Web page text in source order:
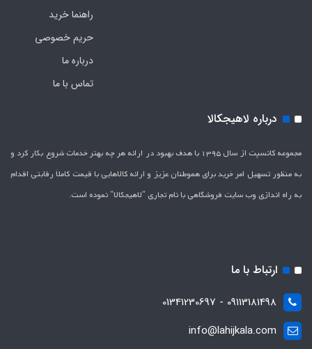
راهنما خرید
حریم خصوصی
درباره ما
تماس با ما
درباره لاهیجکالا
مجموعه کانسپت از سال 1395 با هدف بهبود در ارائه هر چه بهتر خدمات شروع بکار کرد و
به منظور تسهیل امر خرید برای هموطنان عزیز و ارائه کالاهایی با قیمت کاملاَ رقابتی اقدام
به راه اندازی وب سایت فروشگاهی با نام تجاری "لاهیج­کالا" نموده است.
ارتباط با ما
09113181498 - 01341230697
info@lahijkala.com